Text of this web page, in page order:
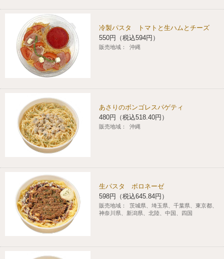
行政サービス
保険
学び・教育
オンラインフォトサービス
コインランドリー（店舗限定）
宅配ロッカー（店舗限定）
自転車シェアリング（店舗限定）
モバイルバッテリーシェアリング（店舗限定）
荷物預かりサービス「ecbocloakエクボクローク」（店舗限定）
パウダースペース ラブン（店舗限定）
データで見るセブン‐イレブン
セブン‐イレブンの「商品力」
セブン-イレブンの横顔
セブン-イレブンの歴史
報告書ライブラリー
한국어(서비스)
ภาษาไทย(บริการ)
冷製パスタ トマトと生ハムとチーズ
550円（税込594円）
販売地域： 沖縄
あさりのボンゴレスパゲティ
480円（税込518.40円）
販売地域： 沖縄
生パスタ ボロネーゼ
598円（税込645.84円）
販売地域：
茨城県、埼玉県、千葉県、東京都、
神奈川県、新潟県、北陸、中国、四国